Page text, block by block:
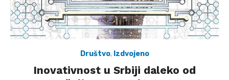
Društvo, Izdvojeno
Inovativnost u Srbiji daleko od